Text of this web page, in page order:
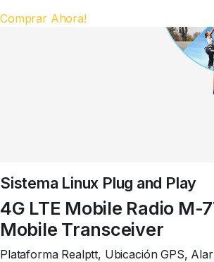
Comprar Ahora!
Sistema Linux Plug and Play
4G LTE Mobile Radio M-
Mobile Transceiver
Plataforma Realptt, Ubicación GPS,